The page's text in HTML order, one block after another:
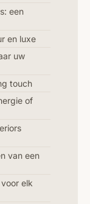
een
en luxe
uw
touch
of
van een
elk